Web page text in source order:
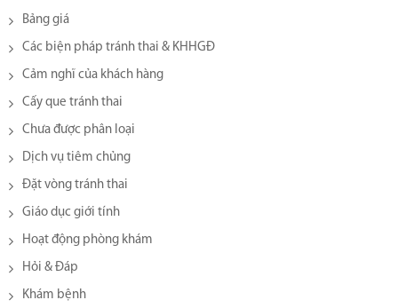
Bảng giá
Các biện pháp tránh thai & KHHGĐ
Cảm nghĩ của khách hàng
Cấy que tránh thai
Chưa được phân loại
Dịch vụ tiêm chủng
Đặt vòng tránh thai
Giáo dục giới tính
Hoạt động phòng khám
Hỏi & Đáp
Khám bệnh